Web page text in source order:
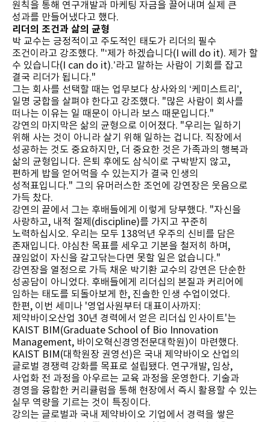
원칙을 통해 연구개발과 마케팅 자금을 끌어내며 실제 큰
성과를 만들어냈다고 했다.
리더의 조건과 삶의 균형
박 교수는 긍정적이고 주도적인 태도가 리더의 필수
조건이라고 강조했다. "‘제가 하겠습니다(I will do it). 제가 할
수 있습니다(I can do it).’라고 말하는 사람이 기회를 잡고
결국 리더가 됩니다."
그는 회사를 선택할 때는 업무보다 상사와의 ‘케미스트리’,
일명 궁합을 살펴야 한다고 강조했다. "많은 사람이 회사를
떠나는 이유는 일 때문이 아니라 보스 때문입니다."
강연의 마지막은 삶의 균형으로 이어졌다. "우리는 일하기
위해 사는 것이 아니라 살기 위해 일하는 겁니다. 직장에서
성공하는 것도 중요하지만, 더 중요한 것은 가족과의 행복과
삶의 균형입니다. 은퇴 후에도 삼식이로 구박받지 않고,
편하게 밥을 얻어먹을 수 있는지가 결국 인생의
성적표입니다." 그의 유머러스한 조언에 강연장은 웃음으로
가득 찼다.
강연의 끝에서 그는 후배들에게 이렇게 당부했다. "자신을
사랑하고, 내적 절제(discipline)를 가지고 꾸준히
노력하십시오. 우리는 모두 138억년 우주의 신비를 담은
존재입니다. 야심찬 목표를 세우고 기본을 철저히 하며,
끊임없이 자신을 갈고닦는다면 못할 일은 없습니다."
강연장을 열정으로 가득 채운 박기환 교수의 강연은 단순한
성공담이 아니었다. 후배들에게 리더십의 본질과 커리어에
임하는 태도를 되돌아보게 한, 진솔한 인생 수업이었다.
한편, 이번 세미나 '영업사원부터 대표이사까지:
제약바이오산업 30년 경력에서 얻은 리더십 인사이트'는
KAIST BIM(Graduate School of Bio Innovation
Management, 바이오혁신경영전문대학원)이 마련했다.
KAIST BIM(대학원장 권영선)은 국내 제약바이오 산업의
글로벌 경쟁력 강화를 목표로 설립됐다. 연구개발, 임상,
사업화 전 과정을 아우르는 교육 과정을 운영한다. 기술과
경영을 융합한 커리큘럼을 통해 현장에서 즉시 활용할 수 있는
실무 역량을 기르는 것이 특징이다.
강의는 글로벌과 국내 제약바이오 기업에서 경력을 쌓은